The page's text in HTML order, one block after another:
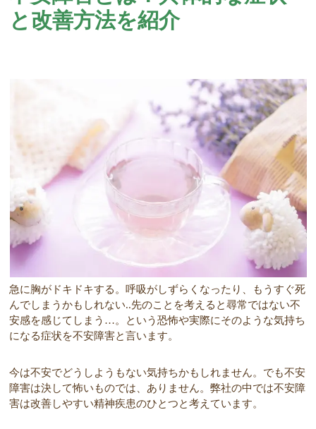
と改善方法を紹介
急に胸がドキドキする。呼吸がしずらくなったり、もうすぐ死
んでしまうかもしれない..先のことを考えると尋常ではない不
安感を感じてしまう…。という恐怖や実際にそのような気持ち
になる症状を不安障害と言います。
今は不安でどうしようもない気持ちかもしれません。でも不安
障害は決して怖いものでは、ありません。弊社の中では不安障
害は改善しやすい精神疾患のひとつと考えています。